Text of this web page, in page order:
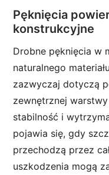
Pęknięcia
konstrukcyjne
Drobne pęknięcia w
naturalnego
zazwyczaj dotyczą
zewnętrznej warstwy
stabilność i
pojawia się, gdy
przechodzą przez
uszkodzenia mogą